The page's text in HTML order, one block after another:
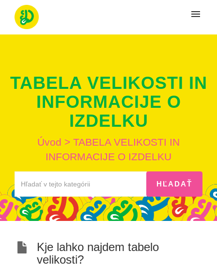
Prihlásenie
TABELA VELIKOSTI IN
INFORMACIJE O
IZDELKU
Úvod > TABELA VELIKOSTI IN
INFORMACIJE O IZDELKU
Kje lahko najdem tabelo
velikosti?